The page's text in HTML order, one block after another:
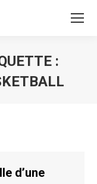
:
d’une